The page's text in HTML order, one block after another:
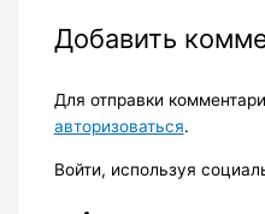
Добавить
Для отправки
авторизоваться.
Войти, используя